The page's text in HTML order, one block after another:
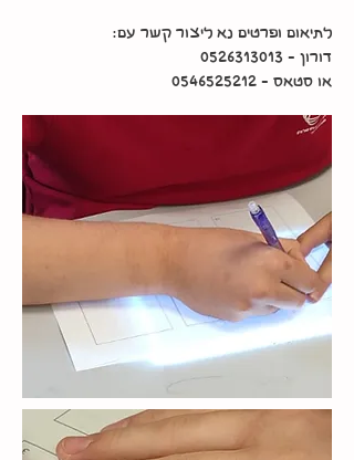
לתיאום ופרטים נא ליצור קשר עם:
דורון - 0526313013
אוסטאס -0546525212